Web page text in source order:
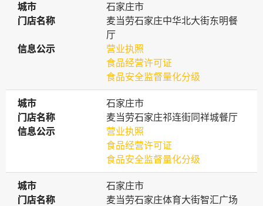
城市
城市
石家庄市
门店名称
门店名称
麦当劳石家庄中华北大街东明餐
厅
信息公示
信息公示
营业执照
食品经营许可证
食品安全监督量化分级
城市
城市
石家庄市
门店名称
门店名称
麦当劳石家庄祁连街同祥城餐厅
信息公示
信息公示
营业执照
食品经营许可证
食品安全监督量化分级
城市
城市
石家庄市
门店名称
门店名称
麦当劳石家庄体育大街智汇广场